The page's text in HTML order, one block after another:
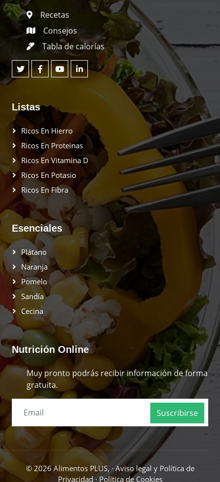
Recetas
Consejos
Tabla de calorías
Listas
Ricos En Hierro
Ricos En Proteinas
Ricos En Vitamina D
Ricos En Potasio
Ricos En Fibra
Esenciales
Plátano
Naranja
Pomelo
Sandía
Cecina
Nutrición Online
Muy pronto podrás recibir información de forma
gratuita.
Suscribirse
© 2026 Alimentos PLUS, ·Aviso legal y Política de
Privacidad· Política de Cookies